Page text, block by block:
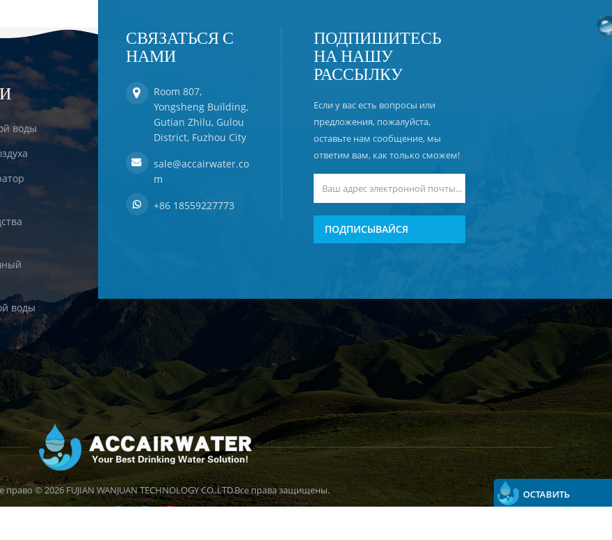
воды
воды
СВЯЗАТЬСЯ С
НАМИ
Room 807,
Yongsheng Building,
Gutian Zhilu, Gulou
District, Fuzhou City
sale@accairwater.co
m
+86 18559227773
ПОДПИШИТЕСЬ
НА НАШУ
РАССЫЛКУ
Если у вас есть вопросы или
предложения, пожалуйста,
оставьте нам сообщение, мы
ответим вам, как только сможем!
ПОДПИСЫВАЙСЯ
право © 2026 FUJIAN WANJUAN TECHNOLOGY CO.,LTD.Все права защищены.
ОСТАВИТЬ